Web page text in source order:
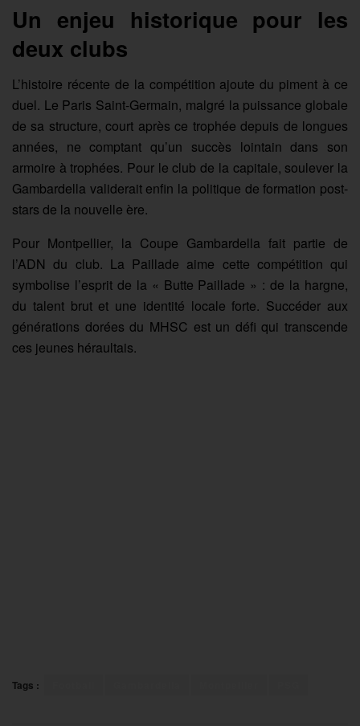
Un enjeu historique pour les
deux clubs
L’histoire récente de la compétition ajoute du piment à ce
duel. Le Paris Saint-Germain, malgré la puissance globale
de sa structure, court après ce trophée depuis de longues
années, ne comptant qu’un succès lointain dans son
armoire à trophées. Pour le club de la capitale, soulever la
Gambardella validerait enfin la politique de formation post-
stars de la nouvelle ère.
Pour Montpellier, la Coupe Gambardella fait partie de
l’ADN du club. La Paillade aime cette compétition qui
symbolise l’esprit de la « Butte Paillade » : de la hargne,
du talent brut et une identité locale forte. Succéder aux
générations dorées du MHSC est un défi qui transcende
ces jeunes héraultais.
Tags :